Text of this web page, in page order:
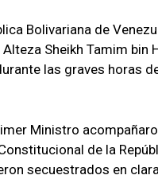
Bolivariana de
Sheikh Tamim
las graves horas
Ministro
de la
secuestrados en